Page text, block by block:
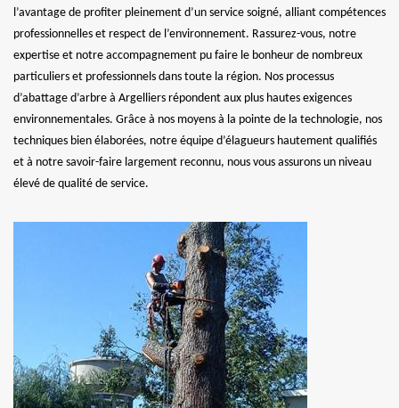
l’avantage de profiter pleinement d’un service soigné, alliant compétences
professionnelles et respect de l’environnement. Rassurez-vous, notre
expertise et notre accompagnement pu faire le bonheur de nombreux
particuliers et professionnels dans toute la région. Nos processus
d’abattage d’arbre à Argelliers répondent aux plus hautes exigences
environnementales. Grâce à nos moyens à la pointe de la technologie, nos
techniques bien élaborées, notre équipe d’élagueurs hautement qualifiés
et à notre savoir-faire largement reconnu, nous vous assurons un niveau
élevé de qualité de service.